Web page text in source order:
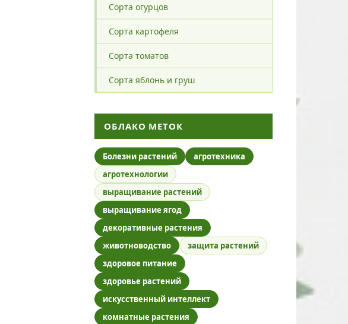
Сорта огурцов
Сорта картофеля
Сорта томатов
Сорта яблонь и груш
ОБЛАКО МЕТОК
Болезни растений
агротехника
агротехнологии
выращивание растений
выращивание ягод
декоративные растения
животноводство
защита растений
здоровое питание
здоровье растений
искусственный интеллект
комнатные растения